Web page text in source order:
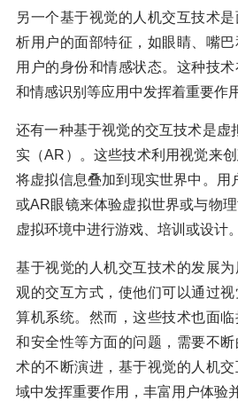
另一个基于视觉的人机交互技术
析用户的面部特征，如眼睛、嘴
用户的身份和情感状态。这种技
和情感识别等应用中发挥着重要作用
还有一种基于视觉的交互技术是虚
实（AR）。这些技术利用视觉来
将虚拟信息叠加到现实世界中。用
或AR眼镜来体验虚拟世界或与物
虚拟环境中进行游戏、培训或设计。
基于视觉的人机交互技术的发展
观的交互方式，使他们可以通过
算机系统。然而，这些技术也面
和安全性等方面的问题，需要不
术的不断演进，基于视觉的人机
域中发挥重要作用，丰富用户体验